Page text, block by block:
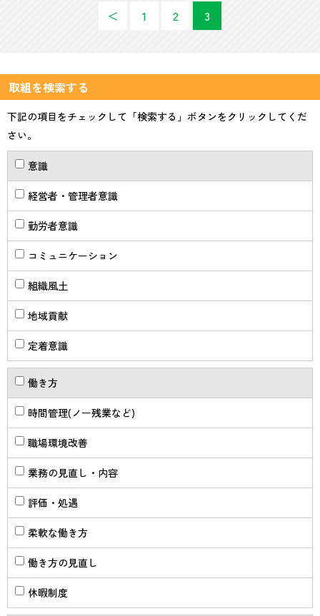
＜ 1 2 3
取組を検索する
下記の項目をチェックして「検索する」ボタンをクリックしてくだ
さい。
意識
経営者・管理者意識
勤労者意識
コミュニケーション
組織風土
地域貢献
定着意識
働き方
時間管理(ノー残業など)
職場環境改善
業務の見直し・内容
評価・処遇
柔軟な働き方
働き方の見直し
休暇制度